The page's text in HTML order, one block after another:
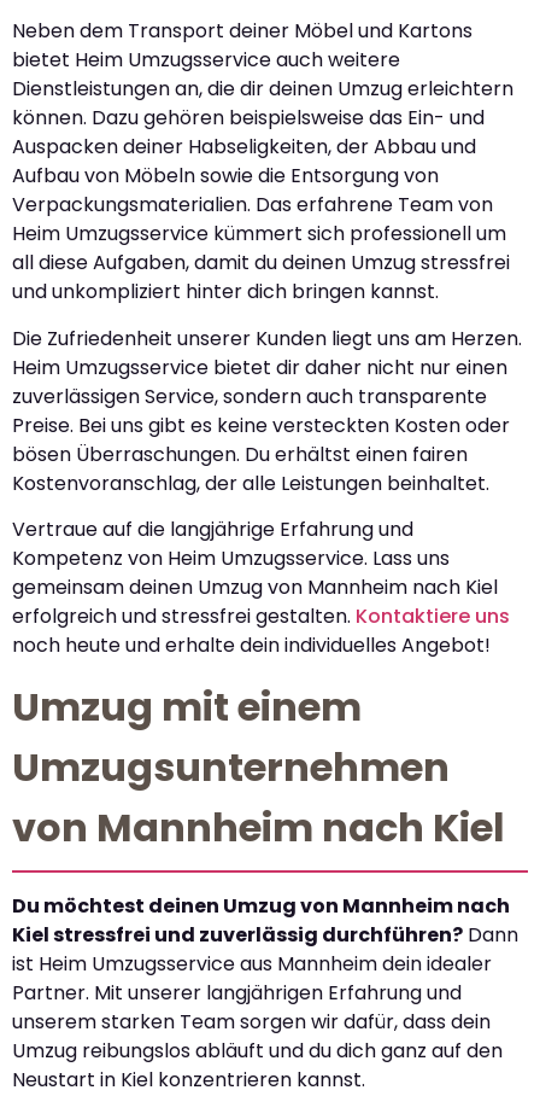
Neben dem Transport deiner Möbel und Kartons
bietet Heim Umzugsservice auch weitere
Dienstleistungen an, die dir deinen Umzug erleichtern
können. Dazu gehören beispielsweise das Ein- und
Auspacken deiner Habseligkeiten, der Abbau und
Aufbau von Möbeln sowie die Entsorgung von
Verpackungsmaterialien. Das erfahrene Team von
Heim Umzugsservice kümmert sich professionell um
all diese Aufgaben, damit du deinen Umzug stressfrei
und unkompliziert hinter dich bringen kannst.
Die Zufriedenheit unserer Kunden liegt uns am Herzen.
Heim Umzugsservice bietet dir daher nicht nur einen
zuverlässigen Service, sondern auch transparente
Preise. Bei uns gibt es keine versteckten Kosten oder
bösen Überraschungen. Du erhältst einen fairen
Kostenvoranschlag, der alle Leistungen beinhaltet.
Vertraue auf die langjährige Erfahrung und
Kompetenz von Heim Umzugsservice. Lass uns
gemeinsam deinen Umzug von Mannheim nach Kiel
erfolgreich und stressfrei gestalten. Kontaktiere uns
noch heute und erhalte dein individuelles Angebot!
Umzug mit einem
Umzugsunternehmen
von Mannheim nach Kiel
Du möchtest deinen Umzug von Mannheim nach
Kiel stressfrei und zuverlässig durchführen? Dann
ist Heim Umzugsservice aus Mannheim dein idealer
Partner. Mit unserer langjährigen Erfahrung und
unserem starken Team sorgen wir dafür, dass dein
Umzug reibungslos abläuft und du dich ganz auf den
Neustart in Kiel konzentrieren kannst.